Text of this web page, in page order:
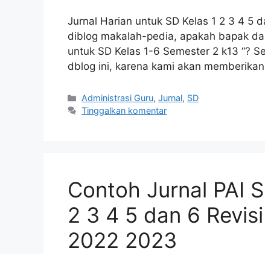
Jurnal Harian untuk SD Kelas 1 2 3 4 5
diblog makalah-pedia, apakah bapak
untuk SD Kelas 1-6 Semester 2 k13 “?
dblog ini, karena kami akan
Kategori
Administrasi Guru,Jurnal, SD
Tinggalkan komentar
Contoh Jurnal PAI
2 3 4 5 dan 6
2022 2023